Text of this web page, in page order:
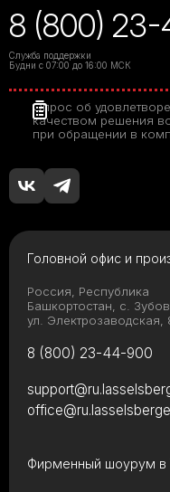
8 (800)
Служба поддержки
Будни с 07:00 до 16:00 МСК
Опрос об
качеством решения
при обращении в
Головной офис и
Россия, Республика
Башкортостан, с.
ул. Электрозаводская,
8 (800) 23-44-900
Фирменный шоурум в